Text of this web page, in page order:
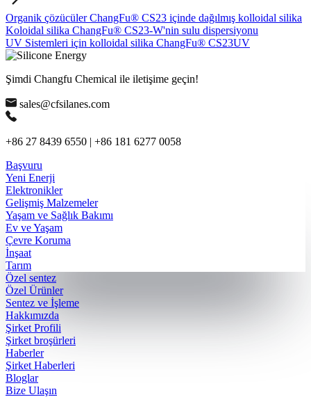
Organik çözücüler ChangFu® CS23 içinde dağılmış kolloidal silika
Koloidal silika ChangFu® CS23-W'nin sulu dispersiyonu
UV Sistemleri için kolloidal silika ChangFu® CS23UV
Şimdi Changfu Chemical ile iletişime geçin!
sales@cfsilanes.com
+86 27 8439 6550 | +86 181 6277 0058
Başvuru
Yeni Enerji
Elektronikler
Gelişmiş Malzemeler
Yaşam ve Sağlık Bakımı
Ev ve Yaşam
Çevre Koruma
İnşaat
Tarım
Özel sentez
Özel Ürünler
Sentez ve İşleme
Hakkımızda
Şirket Profili
Şirket broşürleri
Haberler
Şirket Haberleri
Bloglar
Bize Ulaşın